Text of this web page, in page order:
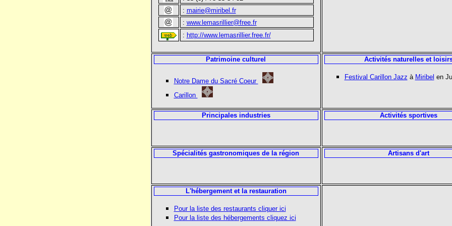
: mairie@miribel.fr
: www.lemasrillier@free.fr
: http://www.lemasrillier.free.fr/
Patrimoine culturel
Notre Dame du Sacré Coeur
Carillon
Activités naturelles et
Festival Carillon Jazz à Miribel en
Principales industries Activités sportives
Spécialités gastronomiques de la région Artisans d'art
L'hébergement et la restauration
Pour la liste des restaurants cliquer ici
Pour la liste des hébergements cliquez ici